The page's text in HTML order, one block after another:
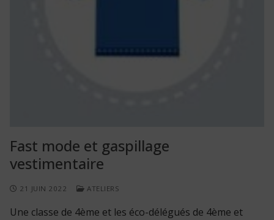
Fast mode et gaspillage
vestimentaire
21 JUIN 2022 ATELIERS
Une classe de 4ème et les éco-délégués de 4ème et